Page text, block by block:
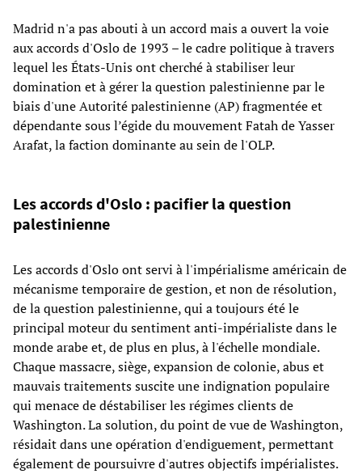
Madrid n'a pas abouti à un accord mais a ouvert la voie
aux accords d'Oslo de 1993 – le cadre politique à travers
lequel les États-Unis ont cherché à stabiliser leur
domination et à gérer la question palestinienne par le
biais d'une Autorité palestinienne (AP) fragmentée et
dépendante sous l’égide du mouvement Fatah de Yasser
Arafat, la faction dominante au sein de l'OLP.
Les accords d'Oslo : pacifier la question
palestinienne
Les accords d'Oslo ont servi à l'impérialisme américain de
mécanisme temporaire de gestion, et non de résolution,
de la question palestinienne, qui a toujours été le
principal moteur du sentiment anti-impérialiste dans le
monde arabe et, de plus en plus, à l'échelle mondiale.
Chaque massacre, siège, expansion de colonie, abus et
mauvais traitements suscite une indignation populaire
qui menace de déstabiliser les régimes clients de
Washington. La solution, du point de vue de Washington,
résidait dans une opération d'endiguement, permettant
également de poursuivre d'autres objectifs impérialistes.